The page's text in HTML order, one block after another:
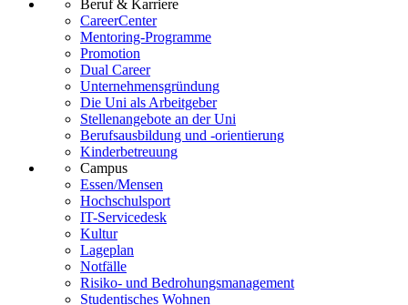
Beruf & Karriere
CareerCenter
Mentoring-Programme
Promotion
Dual Career
Unternehmensgründung
Die Uni als Arbeitgeber
Stellenangebote an der Uni
Berufsausbildung und -orientierung
Kinderbetreuung
Campus
Essen/Mensen
Hochschulsport
IT-Servicedesk
Kultur
Lageplan
Notfälle
Risiko- und Bedrohungsmanagement
Studentisches Wohnen